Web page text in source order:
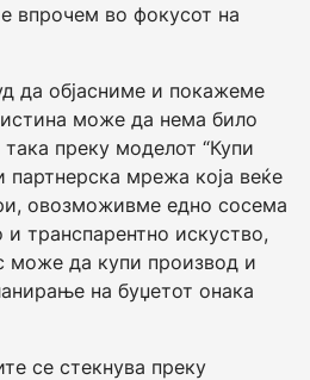
впрочем во фокусот на
да објасниме и покажеме
може да нема било
преку моделот “Купи
партнерска мрежа која веќе
овозможивме едно сосема
и транспарентно искуство,
може да купи производ и
на буџетот онака
се стекнува преку